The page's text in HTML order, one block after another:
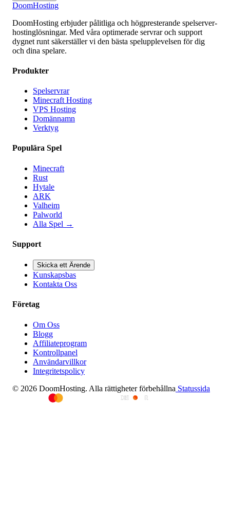
DoomHosting
DoomHosting erbjuder pålitliga och högpresterande spelserver-
hostinglösningar. Med våra optimerade servrar och support
dygnet runt säkerställer vi den bästa spelupplevelsen för dig
och dina spelare.
Produkter
Spelservrar
Minecraft Hosting
VPS Hosting
Domännamn
Verktyg
Populära Spel
Minecraft
Rust
Hytale
ARK
Valheim
Palworld
Alla Spel →
Support
Skicka ett Ärende
Kunskapsbas
Kontakta Oss
Företag
Om Oss
Blogg
Affiliateprogram
Kontrollpanel
Användarvillkor
Integritetspolicy
© 2026 DoomHosting. Alla rättigheter förbehållna Statussida